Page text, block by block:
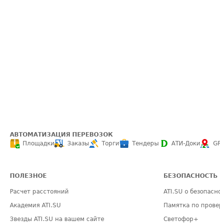
АВТОМАТИЗАЦИЯ ПЕРЕВОЗОК
Площадки
Заказы Торги Тендеры АТИ-Доки
ПОЛЕЗНОЕ
Расчет расстояний
Академия ATI.SU
Звезды ATI.SU на вашем сайте
БЕЗОПАСНОСТЬ
ATI.SU о
Памятка по
Светофор+